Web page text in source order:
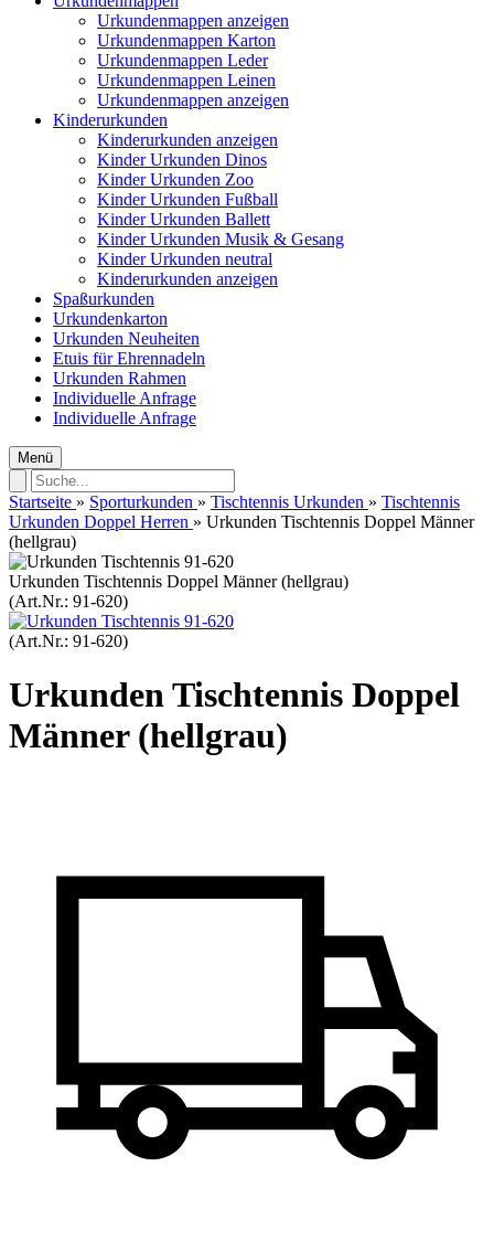
Urkundenmappen anzeigen
Urkundenmappen Karton
Urkundenmappen Leder
Urkundenmappen Leinen
Urkundenmappen anzeigen
Kinderurkunden
Kinderurkunden anzeigen
Kinder Urkunden Dinos
Kinder Urkunden Zoo
Kinder Urkunden Fußball
Kinder Urkunden Ballett
Kinder Urkunden Musik & Gesang
Kinder Urkunden neutral
Kinderurkunden anzeigen
Spaßurkunden
Urkundenkarton
Urkunden Neuheiten
Etuis für Ehrennadeln
Urkunden Rahmen
Individuelle Anfrage
Individuelle Anfrage
Menü
Startseite » Sporturkunden » Tischtennis Urkunden » Tischtennis
Urkunden Doppel Herren » Urkunden Tischtennis Doppel Männer
(hellgrau)
Urkunden Tischtennis Doppel Männer (hellgrau)
(Art.Nr.: 91-620)
(Art.Nr.: 91-620)
Urkunden Tischtennis Doppel
Männer (hellgrau)